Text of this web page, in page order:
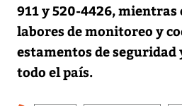
911 y 520-4426,
labores de monitoreo y
estamentos de seguridad
todo el país.